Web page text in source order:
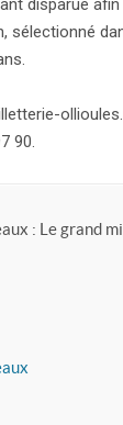
disparue afin
sélectionné
90.
: Le grand